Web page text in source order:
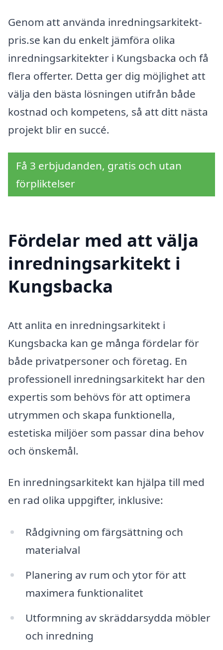
Genom att använda inredningsarkitekt-
pris.se kan du enkelt jämföra olika
inredningsarkitekter i Kungsbacka och få
flera offerter. Detta ger dig möjlighet att
välja den bästa lösningen utifrån både
kostnad och kompetens, så att ditt nästa
projekt blir en succé.
Få 3 erbjudanden, gratis och utan
förpliktelser
Fördelar med att välja
inredningsarkitekt i
Kungsbacka
Att anlita en inredningsarkitekt i
Kungsbacka kan ge många fördelar för
både privatpersoner och företag. En
professionell inredningsarkitekt har den
expertis som behövs för att optimera
utrymmen och skapa funktionella,
estetiska miljöer som passar dina behov
och önskemål.
En inredningsarkitekt kan hjälpa till med
en rad olika uppgifter, inklusive:
Rådgivning om färgsättning och
materialval
Planering av rum och ytor för att
maximera funktionalitet
Utformning av skräddarsydda möbler
och inredning